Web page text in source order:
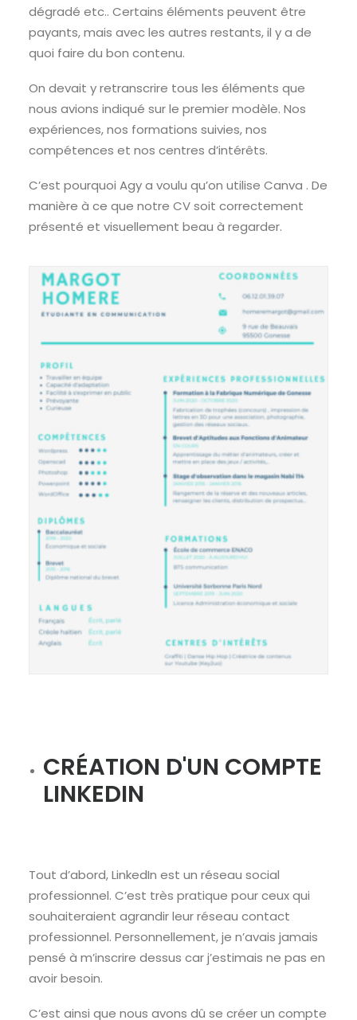
dégradé etc.. Certains éléments peuvent être
payants, mais avec les autres restants, il y a de
quoi faire du bon contenu.
On devait y retranscrire tous les éléments que
nous avions indiqué sur le premier modèle. Nos
expériences, nos formations suivies, nos
compétences et nos centres d’intérêts.
C’est pourquoi Agy a voulu qu’on utilise Canva . De
manière à ce que notre CV soit correctement
présenté et visuellement beau à regarder.
CRÉATION D'UN COMPTE
LINKEDIN
Tout d’abord, LinkedIn est un réseau social
professionnel. C’est très pratique pour ceux qui
souhaiteraient agrandir leur réseau contact
professionnel. Personnellement, je n’avais jamais
pensé à m’inscrire dessus car j’estimais ne pas en
avoir besoin.
C’est ainsi que nous avons dû se créer un compte